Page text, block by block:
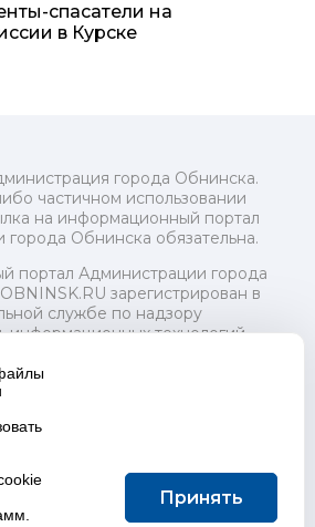
спасатели на
в Курске
города Обнинска.
частичном использовании
на информационный портал
Обнинска обязательна.
портал Администрации города
зарегистрирован в
службе по надзору
информационных технологий
(Роскомнадзор) 24 июля
2018 года.
регистрации Эл № ФС77-73321
(исполнительно-
орган) городского округа "Город
редактор: Байкова Е.А.
почты Редакции:
Принять